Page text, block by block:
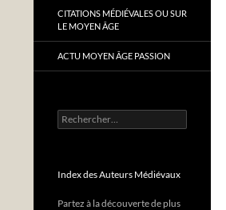
CITATIONS MÉDIÉVALES OU SUR
LE MOYEN ÂGE
ACTU MOYEN ÂGE PASSION
Rechercher :
Index des Auteurs Médiévaux
Partez à la découverte de plus